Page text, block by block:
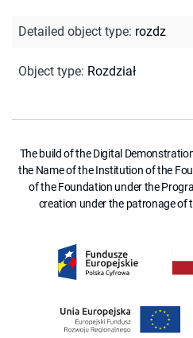
Detailed object type: rozdz
Object type: Rozdział
The build of the Digital
the Name of the Institution of the
of the Foundation under the
creation under the patronage of